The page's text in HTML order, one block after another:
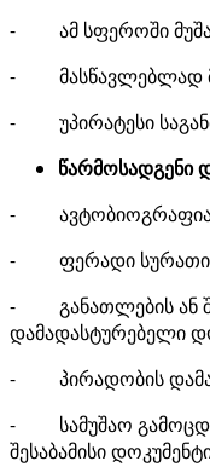
- ამ სფეროში
- მასწავლებლად
- უპირატესი
წარმოსადგენი
- ავტობიოგრაფია
- ფერადი სურათი
- განათლების ან
დამადასტურებელი
- პირადობის
- სამუშაო
შესაბამისი